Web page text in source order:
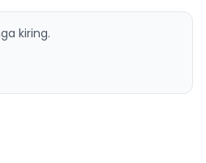
kiring.